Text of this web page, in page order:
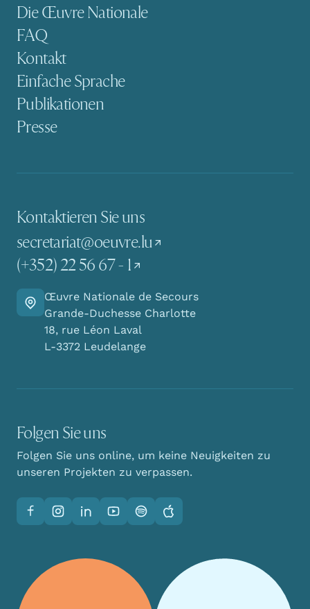
Sekundäre Navigation
Die Œuvre Nationale
FAQ
Kontakt
Einfache Sprache
Publikationen
Presse
Kontaktieren Sie uns
secretariat@oeuvre.lu
(+352) 22 56 67 - 1
Finden Sie den Weg zu uns
Œuvre Nationale de Secours
Grande-Duchesse Charlotte
18, rue Léon Laval
L-3372 Leudelange
Folgen Sie uns
Folgen Sie uns online, um keine Neuigkeiten zu
unseren Projekten zu verpassen.
FacebookInstagramLinkedInYouTubeSpotifyApple